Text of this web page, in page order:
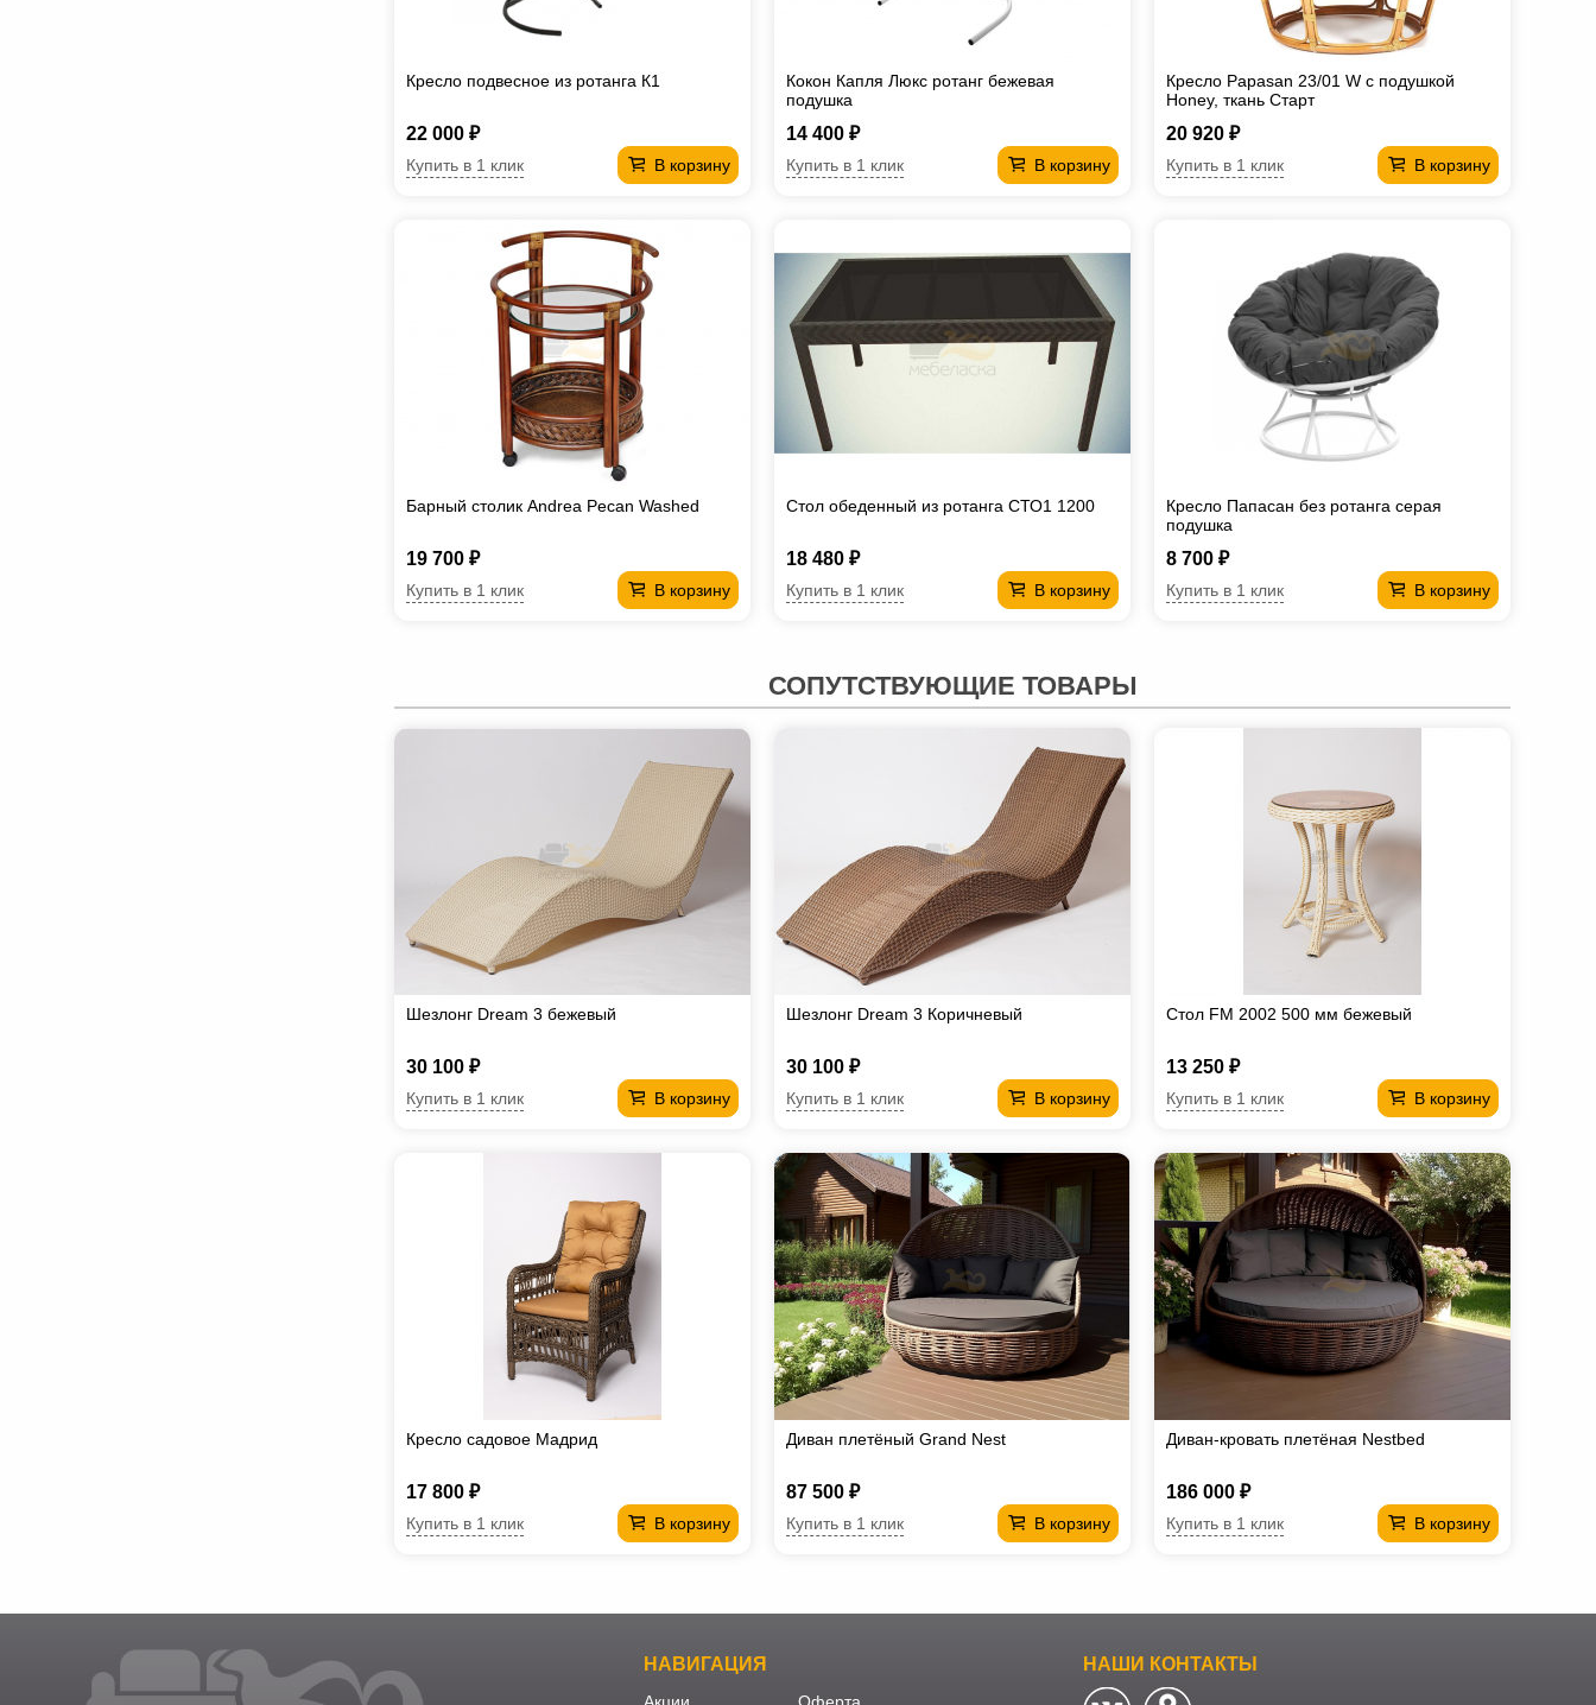
Кресло подвесное из ротанга К1
22 000 ₽
В корзину
Купить в 1 клик
Кокон Капля Люкс ротанг бежевая
подушка
14 400 ₽
В корзину
Купить в 1 клик
Кресло Papasan 23/01 W с подушкой
Honey, ткань Старт
20 920 ₽
В корзину
Купить в 1 клик
Барный столик Andrea Pecan Washed
19 700 ₽
В корзину
Купить в 1 клик
Стол обеденный из ротанга СТО1 1200
18 480 ₽
В корзину
Купить в 1 клик
Кресло Папасан без ротанга серая
подушка
8 700 ₽
В корзину
Купить в 1 клик
СОПУТСТВУЮЩИЕ ТОВАРЫ
Шезлонг Dream 3 бежевый
30 100 ₽
В корзину
Купить в 1 клик
Шезлонг Dream 3 Коричневый
30 100 ₽
В корзину
Купить в 1 клик
Стол FM 2002 500 мм бежевый
13 250 ₽
В корзину
Купить в 1 клик
Кресло садовое Мадрид
17 800 ₽
В корзину
Купить в 1 клик
Диван плетёный Grand Nest
87 500 ₽
В корзину
Купить в 1 клик
Диван-кровать плетёная Nestbed
186 000 ₽
В корзину
Купить в 1 клик
НАВИГАЦИЯ НАШИ КОНТАКТЫ